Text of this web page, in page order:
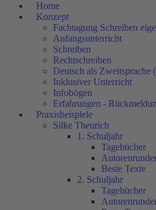
Home
Konzept
Fachtagung Schreiben
Anfangsunterricht
Schreiben
Rechtschreiben
Deutsch als Zweitsprache
Inklusiver Unterricht
Infobögen
Erfahrungen -
Praxisbeispiele
Silke Theurich
1. Schuljahr
Tagebücher
Beste Texte
2. Schuljahr
Tagebücher